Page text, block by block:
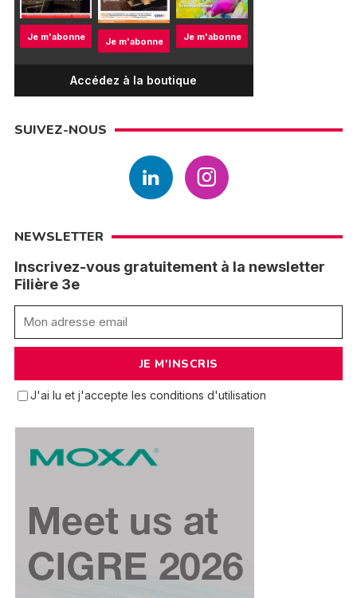
Je m'abonne Je m'abonne Je m'abonne
Accédez à la boutique
SUIVEZ-NOUS
NEWSLETTER
Inscrivez-vous gratuitement à la newsletter
Filière 3e
J'ai lu et j'accepte les conditions d'utilisation